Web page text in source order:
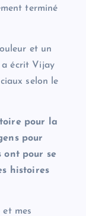
terminé
et un
a écrit Vijay
selon le
pour la
pour
ont pour se
histoires
mes